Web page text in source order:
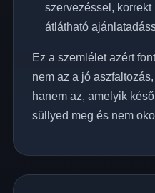
szervezéssel,
átlátható
Ez a szemlélet azért
nem az a jó
hanem az, amelyik
süllyed meg és nem